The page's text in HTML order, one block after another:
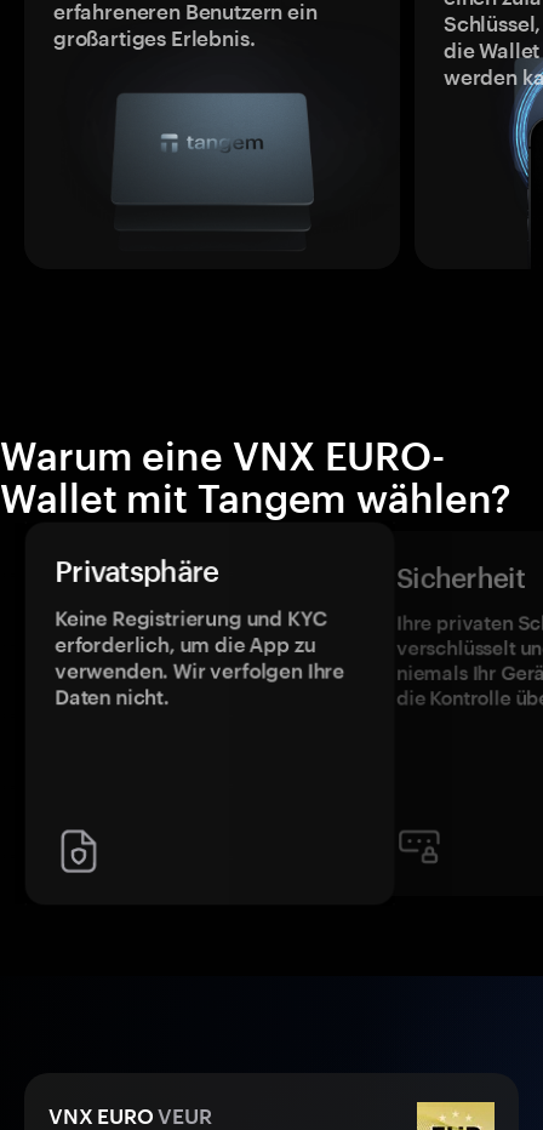
erfahreneren Benutzern ein
großartiges Erlebnis.
die
werden
Warum eine VNX EURO-
Wallet mit Tangem wählen?
Privatsphäre
Keine Registrierung und KYC
erforderlich, um die App zu
verwenden. Wir verfolgen Ihre
Daten nicht.
Sicherheit
Ihre privaten
verschlüsselt
niemals Ihr
die Kontrolle
VNX EURO VEUR